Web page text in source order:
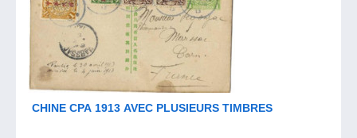
CHINE CPA 1913 AVEC PLUSIEURS TIMBRES